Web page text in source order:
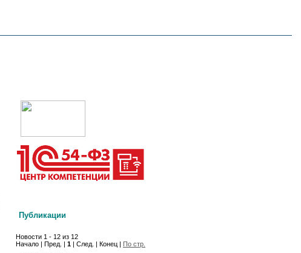
Публикации
Новости 1 - 12 из 12
Начало | Пред. | 1 | След. | Конец | По стр.